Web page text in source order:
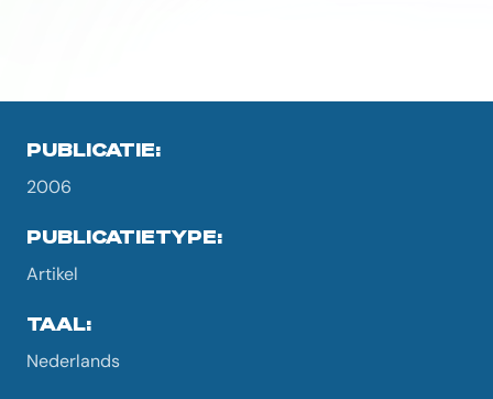
PUBLICATIE:
2006
PUBLICATIETYPE:
Artikel
TAAL:
Nederlands